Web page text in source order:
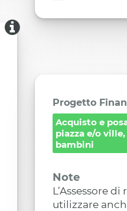
Progetto
Acquisto e
piazza e/o
bambini
Note
L’Assessore
utilizzare